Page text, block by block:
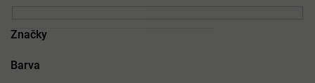
Značky
Barva